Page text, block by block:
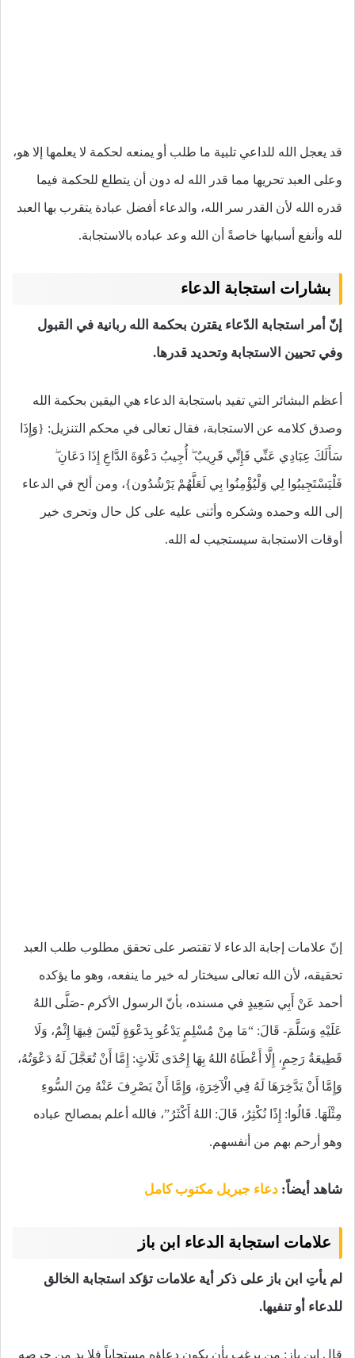
قد يعجل الله للداعي تلبية ما طلب أو يمنعه لحكمة لا يعلمها إلا هو،
وعلى العبد تحريها مما قدر الله له دون أن يتطلع للحكمة فيما
قدره الله لأن القدر سر الله، والدعاء أفضل عبادة يتقرب بها العبد
لله وأنفع أسبابها خاصةً أن الله وعد عباده بالاستجابة.
بشارات استجابة الدعاء
إنّ أمر استجابة الدّعاء يقترن بحكمة الله ربانية في القبول
وفي تحيين الاستجابة وتحديد قدرها.
أعظم البشائر التي تفيد باستجابة الدعاء هي اليقين بحكمة الله
وصدق كلامه عن الاستجابة، فقال تعالى في محكم التنزيل: {وَإِذَا
سَأَلَكَ عِبَادِي عَنِّي فَإِنِّي قَرِيبٌ ۖ أُجِيبُ دَعْوَةَ الدَّاعِ إِذَا دَعَانِ ۖ
فَلْيَسْتَجِيبُوا لِي وَلْيُؤْمِنُوا بِي لَعَلَّهُمْ يَرْشُدُون}، ومن ألح في الدعاء
إلى الله وحمده وشكره وأثنى عليه على كل حال وتحرى خير
أوقات الاستجابة سيستجيب له الله.
إنّ علامات إجابة الدعاء لا تقتصر على تحقق مطلوب طلب العبد
تحقيقه، لأن الله تعالى سيختار له خير ما ينفعه، وهو ما يؤكده
أحمد عَنْ أَبِي سَعِيدٍ في مسنده، بأنّ الرسول الأكرم -صَلَّى اللهُ
عَلَيْهِ وَسَلَّمَ- قَالَ: “مَا مِنْ مُسْلِمٍ يَدْعُو بِدَعْوَةٍ لَيْسَ فِيهَا إِثْمٌ، وَلَا
قَطِيعَةُ رَحِمٍ، إِلَّا أَعْطَاهُ اللهُ بِهَا إِحْدَى ثَلَاثٍ: إِمَّا أَنْ تُعَجَّلَ لَهُ دَعْوَتُهُ،
وَإِمَّا أَنْ يَدَّخِرَهَا لَهُ فِي الْآخِرَةِ، وَإِمَّا أَنْ يَصْرِفَ عَنْهُ مِنَ السُّوءِ
مِثْلَهَا. قَالُوا: إِذًا نُكْثِرُ، قَالَ: اللهُ أَكْثَرُ”، فالله أعلم بمصالح عباده
وهو أرحم بهم من أنفسهم.
شاهد أيضاً: دعاء جبريل مكتوب كامل
علامات استجابة الدعاء ابن باز
لم يأتِ ابن باز على ذكر أية علامات تؤكد استجابة الخالق
للدعاء أو تنفيها.
قال ابن باز: من يرغب بأن يكون دعاؤه مستجاباً فلا بد من حرصه